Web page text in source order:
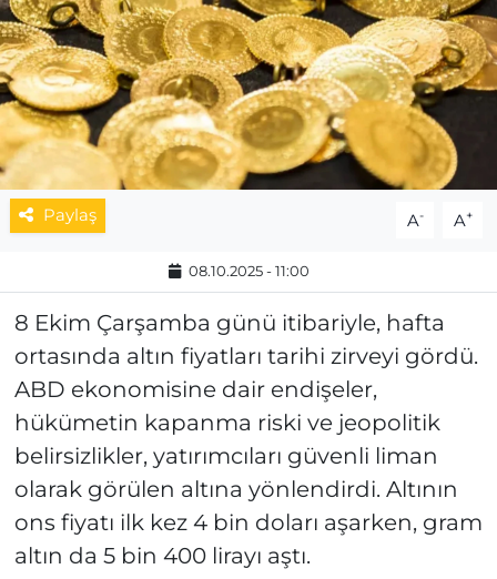
Paylaş A- A+
08.10.2025 - 11:00
8 Ekim Çarşamba günü itibariyle, hafta
ortasında altın fiyatları tarihi zirveyi gördü.
ABD ekonomisine dair endişeler,
hükümetin kapanma riski ve jeopolitik
belirsizlikler, yatırımcıları güvenli liman
olarak görülen altına yönlendirdi. Altının
ons fiyatı ilk kez 4 bin doları aşarken, gram
altın da 5 bin 400 lirayı aştı.
MAGAZİN
ESKİŞEHİRSPOR